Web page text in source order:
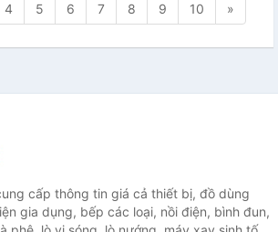
4 5 6 7 8 9 10 »
cấp thông tin giá cả thiết bị, đồ dùng
gia dụng, bếp các loại, nồi điện, bình đun,